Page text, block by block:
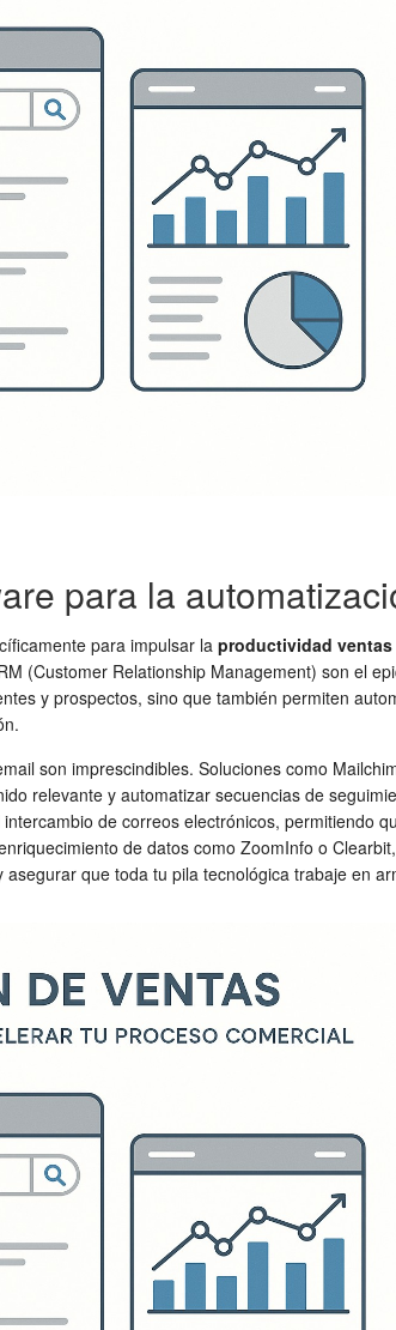
para la
para impulsar laproductividad ventas
(Customer Relationship Management) son el
y prospectos, sino que también permiten
son imprescindibles. Soluciones como
relevante y automatizar secuencias de
de correos electrónicos, permitiendo
de datos como ZoomInfo o
que toda tu pila tecnológica trabaje en